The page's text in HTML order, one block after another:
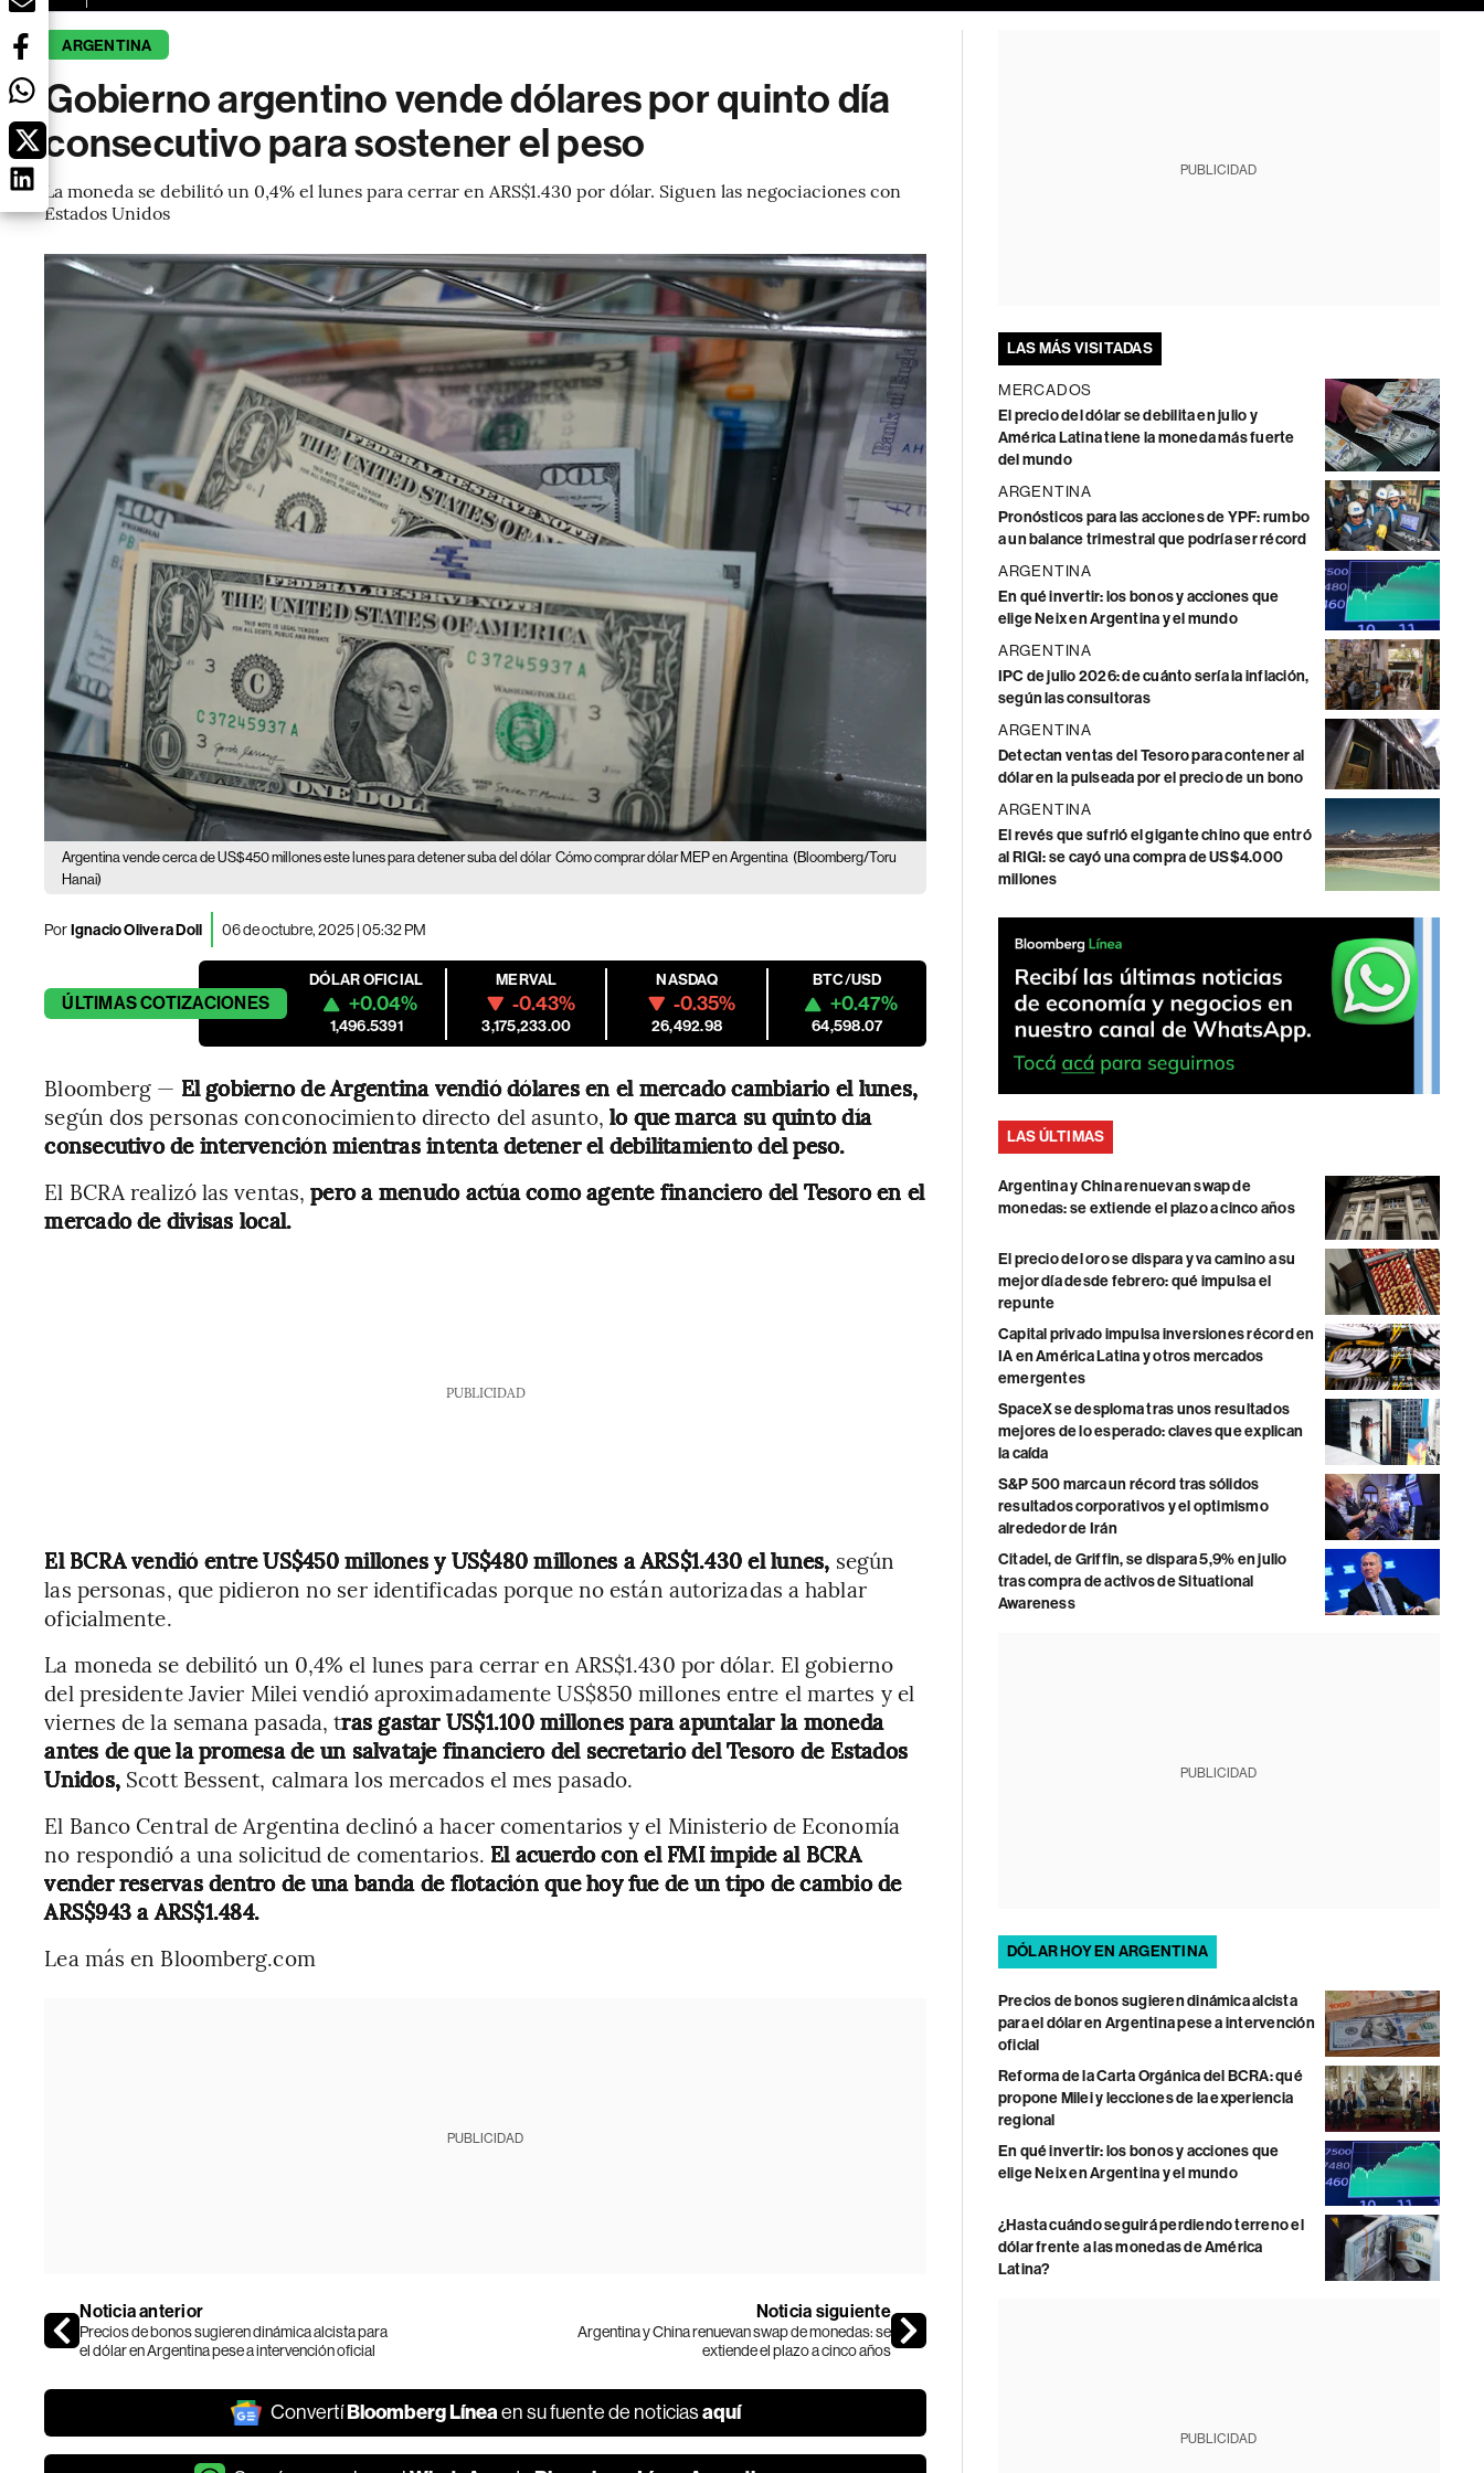
ARGENTINA
Gobierno argentino vende dólares por quinto día
consecutivo para sostener el peso
La moneda se debilitó un 0,4% el lunes para cerrar en ARS$1.430 por dólar. Siguen las negociaciones con
Estados Unidos
Argentina vende cerca de US$450 millones este lunes para detener suba del dólar Cómo comprar dólar MEP en Argentina (Bloomberg/Toru
Hanai)
PorIgnacio Olivera Doll 06 de octubre, 2025 | 05:32 PM
ÚLTIMASCOTIZACIONES
DÓLAR OFICIAL
+0.04%
1,496.5391
MERVAL
-0.43%
3,175,233.00
NASDAQ
-0.35%
26,492.98
BTC/USD
+0.47%
64,598.07
Bloomberg — El gobierno de Argentina vendió dólares en el mercado cambiario el lunes,
según dos personas conconocimiento directo del asunto, lo que marca su quinto día
consecutivo de intervención mientras intenta detener el debilitamiento del peso.
El BCRA realizó las ventas, pero a menudo actúa como agente financiero del Tesoro en el
mercado de divisas local.
PUBLICIDAD
El BCRA vendió entre US$450 millones y US$480 millones a ARS$1.430 el lunes, según
las personas, que pidieron no ser identificadas porque no están autorizadas a hablar
oficialmente.
La moneda se debilitó un 0,4% el lunes para cerrar en ARS$1.430 por dólar. El gobierno
del presidente Javier Milei vendió aproximadamente US$850 millones entre el martes y el
viernes de la semana pasada, tras gastar US$1.100 millones para apuntalar la moneda
antes de que la promesa de un salvataje financiero del secretario del Tesoro de Estados
Unidos, Scott Bessent, calmara los mercados el mes pasado.
El Banco Central de Argentina declinó a hacer comentarios y el Ministerio de Economía
no respondió a una solicitud de comentarios. El acuerdo con el FMI impide al BCRA
vender reservas dentro de una banda de flotación que hoy fue de un tipo de cambio de
ARS$943 a ARS$1.484.
Lea más en Bloomberg.com
PUBLICIDAD
Noticia anterior
Precios de bonos sugieren dinámica alcista para
el dólar en Argentina pese a intervención oficial
Noticia siguiente
Argentina y China renuevan swap de monedas: se
extiende el plazo a cinco años
ConvertíBloomberg Líneaen su fuente de noticiasaquí
PUBLICIDAD
LAS MÁS VISITADAS
MERCADOS
El precio del dólar se debilita en julio y
América Latina tiene la moneda más fuerte
del mundo
ARGENTINA
Pronósticos para las acciones de YPF: rumbo
a un balance trimestral que podría ser récord
ARGENTINA
En qué invertir: los bonos y acciones que
elige Neix en Argentina y el mundo
ARGENTINA
IPC de julio 2026: de cuánto sería la inflación,
según las consultoras
ARGENTINA
Detectan ventas del Tesoro para contener al
dólar en la pulseada por el precio de un bono
ARGENTINA
El revés que sufrió el gigante chino que entró
al RIGI: se cayó una compra de US$4.000
millones
LAS ÚLTIMAS
Argentina y China renuevan swap de
monedas: se extiende el plazo a cinco años
El precio del oro se dispara y va camino a su
mejor día desde febrero: qué impulsa el
repunte
Capital privado impulsa inversiones récord en
IA en América Latina y otros mercados
emergentes
SpaceX se desploma tras unos resultados
mejores de lo esperado: claves que explican
la caída
S&P 500 marca un récord tras sólidos
resultados corporativos y el optimismo
alrededor de Irán
Citadel, de Griffin, se dispara 5,9% en julio
tras compra de activos de Situational
Awareness
PUBLICIDAD
DÓLAR HOY EN ARGENTINA
Precios de bonos sugieren dinámica alcista
para el dólar en Argentina pese a intervención
oficial
Reforma de la Carta Orgánica del BCRA: qué
propone Milei y lecciones de la experiencia
regional
En qué invertir: los bonos y acciones que
elige Neix en Argentina y el mundo
¿Hasta cuándo seguirá perdiendo terreno el
dólar frente a las monedas de América
Latina?
PUBLICIDAD